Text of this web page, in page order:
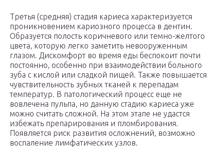
Третья (средняя) стадия кариеса характеризуется
проникновением кариозного процесса в дентин.
Образуется полость коричневого или темно-желтого
цвета, которую легко заметить невооруженным
глазом. Дискомфорт во время еды беспокоит почти
постоянно, особенно при взаимодействии больного
зуба с кислой или сладкой пищей. Также повышается
чувствительность зубных тканей к перепадам
температур. В патологический процесс еще не
вовлечена пульпа, но данную стадию кариеса уже
можно считать сложной. На этом этапе не удастся
избежать препарирования и пломбирования.
Появляется риск развития осложнений, возможно
воспаление лимфатических узлов.